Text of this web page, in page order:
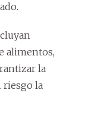
alimentos,
la
riesgo la